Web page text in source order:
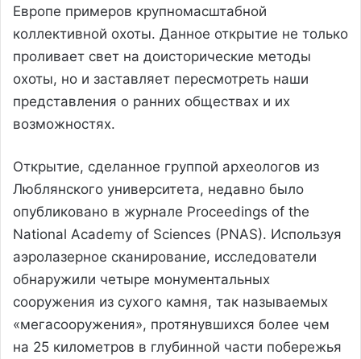
Европе примеров крупномасштабной
коллективной охоты. Данное открытие не только
проливает свет на доисторические методы
охоты, но и заставляет пересмотреть наши
представления о ранних обществах и их
возможностях.
Открытие, сделанное группой археологов из
Люблянского университета, недавно было
опубликовано в журнале Proceedings of the
National Academy of Sciences (PNAS). Используя
аэролазерное сканирование, исследователи
обнаружили четыре монументальных
сооружения из сухого камня, так называемых
«мегасооружения», протянувшихся более чем
на 25 километров в глубинной части побережья